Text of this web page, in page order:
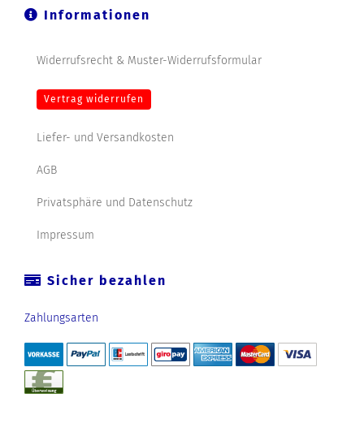
Informationen
Widerrufsrecht & Muster-Widerrufsformular
Vertrag widerrufen
Liefer- und Versandkosten
AGB
Privatsphäre und Datenschutz
Impressum
Sicher bezahlen
Zahlungsarten